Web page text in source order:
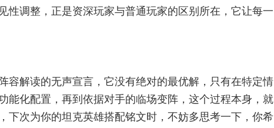
性调整，正是资深玩家与普通玩家的区别所在，它让每一
容解读的无声宣言，它没有绝对的最优解，只有在特定情
能化配置，再到依据对手的临场变阵，这个过程本身，就
下次为你的坦克英雄搭配铭文时，不妨多思考一下，你希